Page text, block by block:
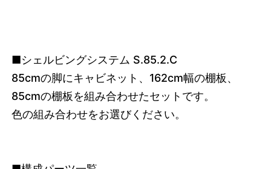
■シェルビングシステム S.85.2.C
85cmの脚にキャビネット、162cm幅の棚板、
85cmの棚板を組み合わせたセットです。
色の組み合わせをお選びください。